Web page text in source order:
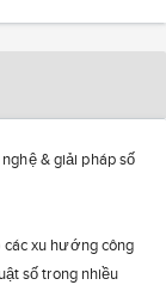
& giải pháp số
xu hướng công
số trong nhiều